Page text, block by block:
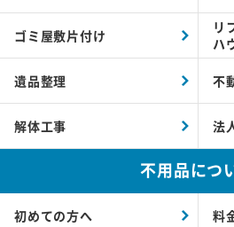
ゴミ屋敷片付け
リ
ハ
遺品整理 不
解体工事 法
不用品につ
初めての方へ 料